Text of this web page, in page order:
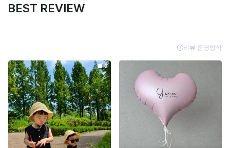
BEST REVIEW